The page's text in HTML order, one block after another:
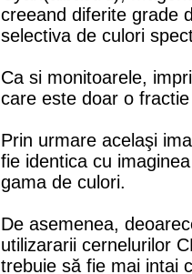
creeand diferite grade
selectiva de culori
Ca si monitoarele,
care este doar o
Prin urmare acelaşi
fie identica cu
gama de culori.
De asemenea,
utilizararii cernelurilor
trebuie să fie mai intai